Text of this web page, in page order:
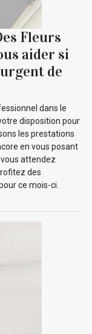
Fleurs
aider si
de
dans le
disposition pour
les prestations
en vous posant
attendez
des
ce mois-ci.